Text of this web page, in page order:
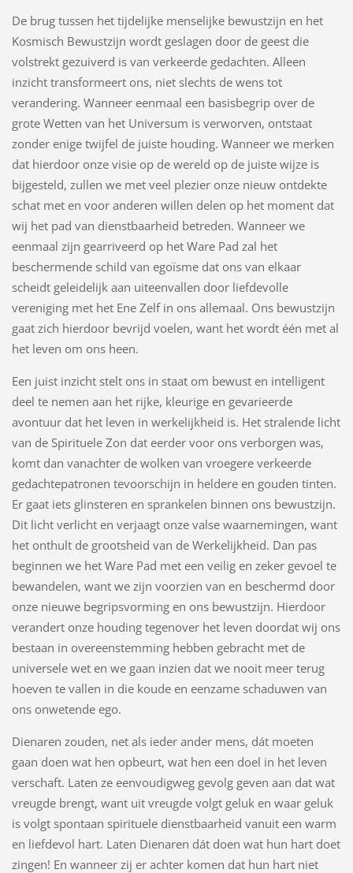
De brug tussen het tijdelijke menselijke bewustzijn en het
Kosmisch Bewustzijn wordt geslagen door de geest die
volstrekt gezuiverd is van verkeerde gedachten. Alleen
inzicht transformeert ons, niet slechts de wens tot
verandering. Wanneer eenmaal een basisbegrip over de
grote Wetten van het Universum is verworven, ontstaat
zonder enige twijfel de juiste houding. Wanneer we merken
dat hierdoor onze visie op de wereld op de juiste wijze is
bijgesteld, zullen we met veel plezier onze nieuw ontdekte
schat met en voor anderen willen delen op het moment dat
wij het pad van dienstbaarheid betreden. Wanneer we
eenmaal zijn gearriveerd op het Ware Pad zal het
beschermende schild van egoïsme dat ons van elkaar
scheidt geleidelijk aan uiteenvallen door liefdevolle
vereniging met het Ene Zelf in ons allemaal. Ons bewustzijn
gaat zich hierdoor bevrijd voelen, want het wordt één met al
het leven om ons heen.
Een juist inzicht stelt ons in staat om bewust en intelligent
deel te nemen aan het rijke, kleurige en gevarieerde
avontuur dat het leven in werkelijkheid is. Het stralende licht
van de Spirituele Zon dat eerder voor ons verborgen was,
komt dan vanachter de wolken van vroegere verkeerde
gedachtepatronen tevoorschijn in heldere en gouden tinten.
Er gaat iets glinsteren en sprankelen binnen ons bewustzijn.
Dit licht verlicht en verjaagt onze valse waarnemingen, want
het onthult de grootsheid van de Werkelijkheid. Dan pas
beginnen we het Ware Pad met een veilig en zeker gevoel te
bewandelen, want we zijn voorzien van en beschermd door
onze nieuwe begripsvorming en ons bewustzijn. Hierdoor
verandert onze houding tegenover het leven doordat wij ons
bestaan in overeenstemming hebben gebracht met de
universele wet en we gaan inzien dat we nooit meer terug
hoeven te vallen in die koude en eenzame schaduwen van
ons onwetende ego.
Dienaren zouden, net als ieder ander mens, dát moeten
gaan doen wat hen opbeurt, wat hen een doel in het leven
verschaft. Laten ze eenvoudigweg gevolg geven aan dat wat
vreugde brengt, want uit vreugde volgt geluk en waar geluk
is volgt spontaan spirituele dienstbaarheid vanuit een warm
en liefdevol hart. Laten Dienaren dát doen wat hun hart doet
zingen! En wanneer zij er achter komen dat hun hart niet